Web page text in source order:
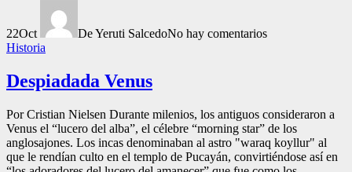
22Oct De Yeruti SalcedoNo hay comentarios
Historia
Despiadada Venus
Por Cristian Nielsen Durante milenios, los antiguos consideraron a
Venus el “lucero del alba”, el célebre “morning star” de los
anglosajones. Los incas denominaban al astro "waraq koyllur" al
que le rendían culto en el templo de Pucayán, convirtiéndose así en